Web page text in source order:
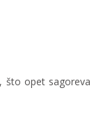
što opet sagoreva